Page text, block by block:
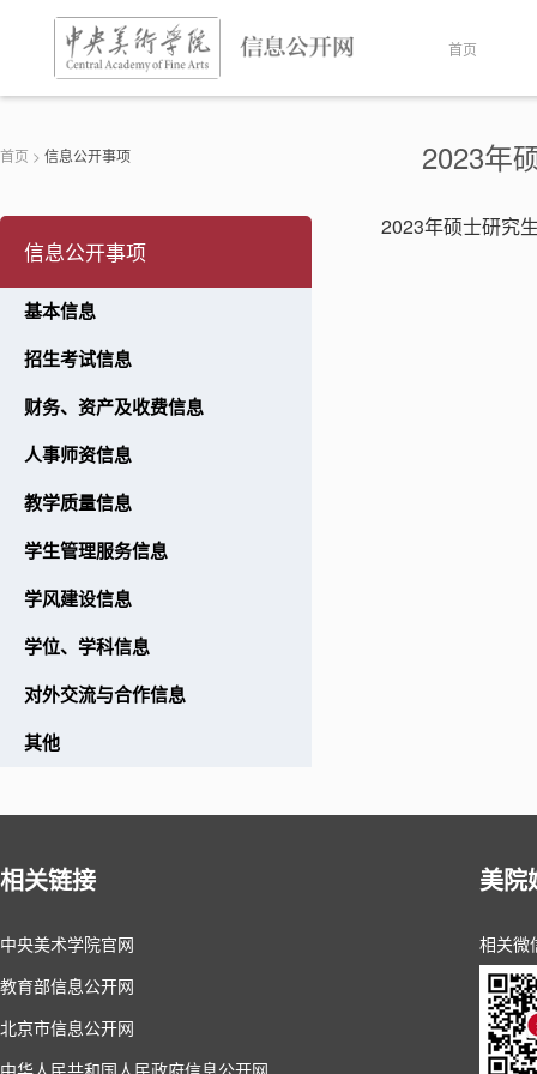
首页
首页 > 信息公开事项
信息公开事项
基本信息
招生考试信息
财务、资产及收费信息
人事师资信息
教学质量信息
学生管理服务信息
学风建设信息
学位、学科信息
对外交流与合作信息
其他
2023年
2023年硕士研究
相关链接
中央美术学院官网
教育部信息公开网
北京市信息公开网
中华人民共和国人民政府信息公开网
美院
相关微